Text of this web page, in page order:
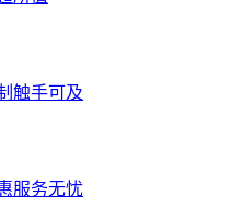
触手可及
服务无忧